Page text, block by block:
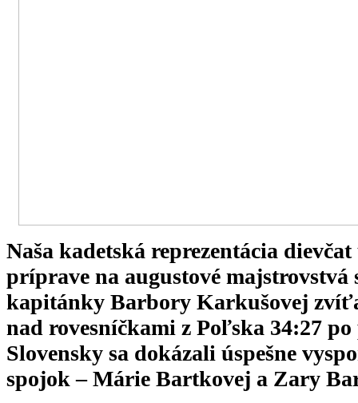
Naša kadetská reprezentácia
príprave na augustové majstrovstvá
kapitánky Barbory Karkušovej
nad rovesníčkami z Poľska 34:27 po
Slovensky sa dokázali úspešne
spojok – Márie Bartkovej a Zary